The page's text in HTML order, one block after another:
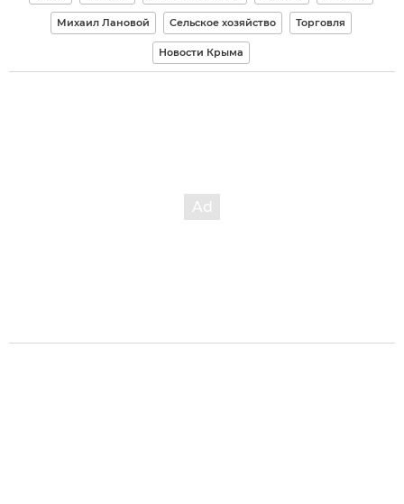
Михаил Лановой Сельское хозяйство Торговля
Новости Крыма